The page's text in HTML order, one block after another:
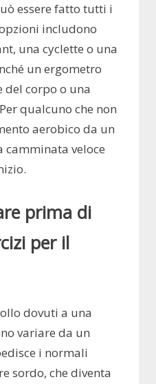
essere fatto tutti i
includono
una cyclette o una
un ergometro
corpo o una
qualcuno che non
aerobico da un
camminata veloce
prima di
per il
dovuti a una
variare da un
i normali
sordo, che diventa